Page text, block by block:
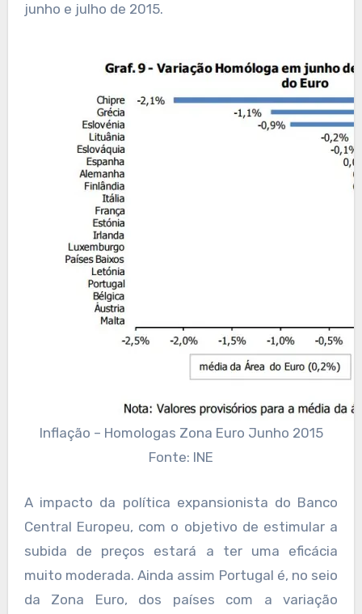
junho e julho de 2015.
Inflação – Homologas Zona Euro Junho 2015
Fonte: INE
A impacto da política expansionista do Banco
Central Europeu, com o objetivo de estimular a
subida de preços estará a ter uma eficácia
muito moderada. Ainda assim Portugal é, no seio
da Zona Euro, dos países com a variação